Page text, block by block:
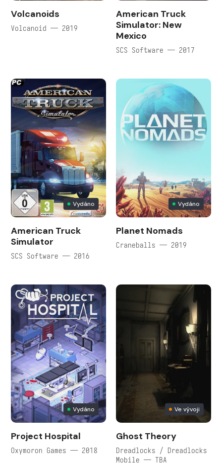
Volcanoids
Volcanoid — 2019
American Truck
Simulator: New
Mexico
SCS Software — 2017
Vydáno
American Truck
Simulator
SCS Software — 2016
Vydáno
Planet Nomads
Craneballs — 2019
Vydáno
Project Hospital
Oxymoron Games — 2018
Ve vývoji
Ghost Theory
Dreadlocks / Dreadlocks
Mobile — TBA